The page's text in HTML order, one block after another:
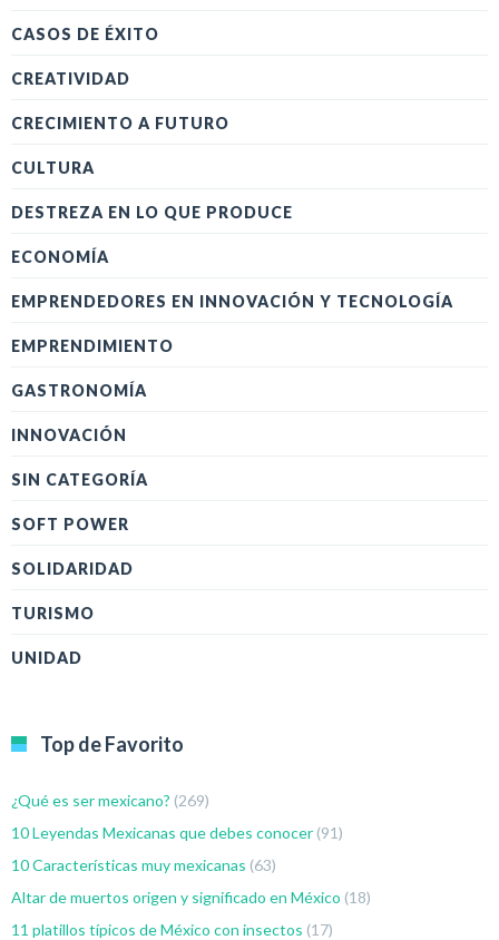
CASOS DE ÉXITO
CREATIVIDAD
CRECIMIENTO A FUTURO
CULTURA
DESTREZA EN LO QUE PRODUCE
ECONOMÍA
EMPRENDEDORES EN INNOVACIÓN Y TECNOLOGÍA
EMPRENDIMIENTO
GASTRONOMÍA
INNOVACIÓN
SIN CATEGORÍA
SOFT POWER
SOLIDARIDAD
TURISMO
UNIDAD
Top de Favorito
¿Qué es ser mexicano? (269)
10 Leyendas Mexicanas que debes conocer (91)
10 Características muy mexicanas (63)
Altar de muertos origen y significado en México (18)
11 platillos típicos de México con insectos (17)